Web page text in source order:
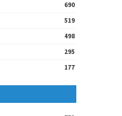
690
519
498
295
177